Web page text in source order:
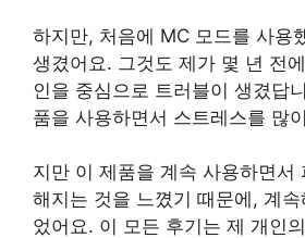
하지만, 처음에 MC 모드를 사용
생겼어요. 그것도 제가 몇 년 전
인을 중심으로 트러블이 생겼답
품을 사용하면서 스트레스를 많
지만 이 제품을 계속 사용하면서
해지는 것을 느꼈기 때문에, 계
었어요. 이 모든 후기는 제 개인